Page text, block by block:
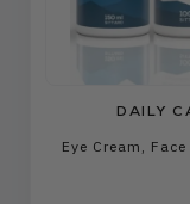
DAILY
Eye Cream